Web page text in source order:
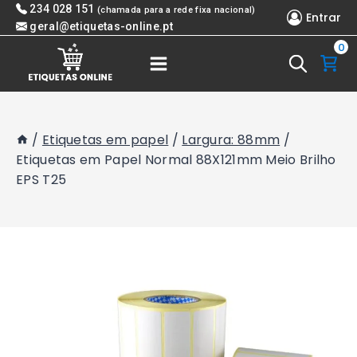
Skip 234 028 151 (chamada para a rede fixa nacional)
geral@etiquetas-online.pt
Entrar
0
/ Etiquetas em papel / Largura: 88mm /
Etiquetas em Papel Normal 88X121mm Meio Brilho
EPS T25